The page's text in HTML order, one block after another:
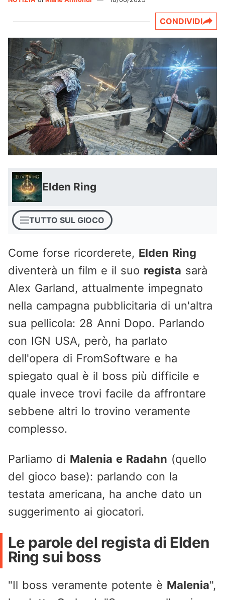
CONDIVIDI
Elden Ring
TUTTO SUL GIOCO
Come forse ricorderete, Elden Ring
diventerà un film e il suo regista sarà
Alex Garland, attualmente impegnato
nella campagna pubblicitaria di un'altra
sua pellicola: 28 Anni Dopo. Parlando
con IGN USA, però, ha parlato
dell'opera di FromSoftware e ha
spiegato qual è il boss più difficile e
quale invece trovi facile da affrontare
sebbene altri lo trovino veramente
complesso.
Parliamo di Malenia e Radahn (quello
del gioco base): parlando con la
testata americana, ha anche dato un
suggerimento ai giocatori.
Le parole del regista di Elden
Ring sui boss
"Il boss veramente potente è Malenia",